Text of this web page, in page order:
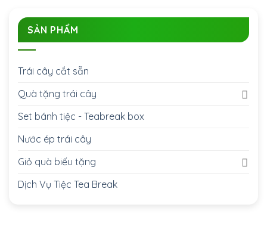
SẢN PHẨM
Trái cây cắt sẵn
Quà tặng trái cây
Set bánh tiệc - Teabreak box
Nước ép trái cây
Giỏ quà biếu tặng
Dịch Vụ Tiệc Tea Break